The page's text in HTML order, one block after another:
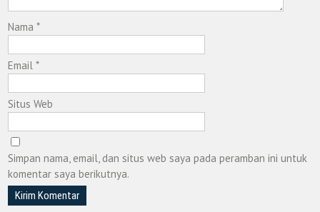
Nama*
Email*
Situs Web
Simpan nama, email, dan situs web saya pada peramban ini untuk
komentar saya berikutnya.